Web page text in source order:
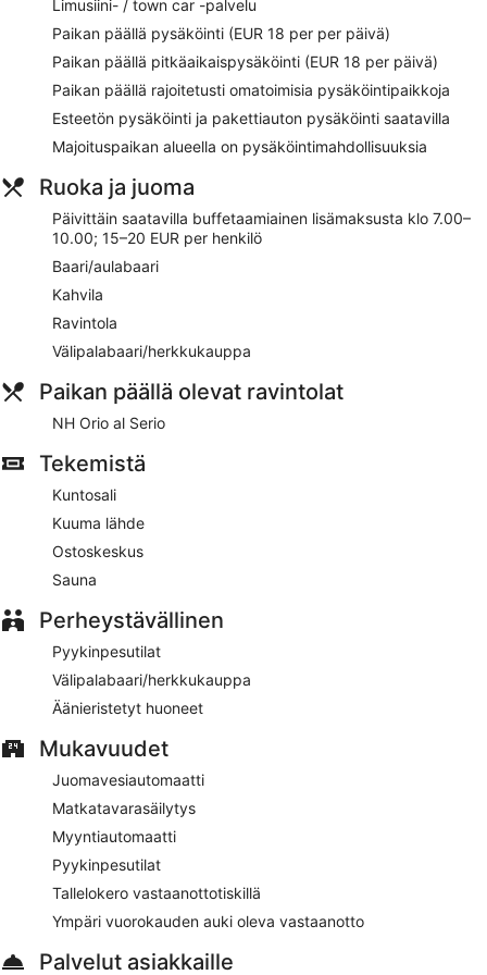
Buffetaamiainen saatavilla päivittäin lisämaksusta
Omatoiminen pysäköinti ja pitkitetty pysäköinti
(maksullinen) saatavilla maksusta
Majoituspaikan tarjoamiin palveluihin sisältyvät
kuivapesula-/pesulapalvelut, matkatavarasäilytys ja
limusiini- tai town car -palvelu
Majoituspaikan alueella on tarjolla kuntosali ja sauna
Asiakkaat ovat antaneet paljon hyvää palautetta
majoituspaikan sijainnista lähellä lentokenttää ja
avuliaasta henkilökunnasta
Sijaitsee 14 minuutin ajomatkan päässä kohteesta San
Vigilion linna
Lentokenttäkuljetukset saatavilla maksusta
Majoituspaikkaan voi tuoda kissan tai koiran lisämaksusta
NH Orio al Serio Airport tarjoaa asiakkaidensa käyttöön
saunan ja kuntokeskuksen. Majoituspaikasta löytyy ravintola,
kahvila ja välipalabaari/deli. Majoituspaikan baari/lounge
kutsuu nauttimaan drinkeistä. Wi-Fi on saatavilla yleisissä
Business-palveluihin kuuluu kokoushuone ja limusiini- / town
car -palvelu. NH Orio al Serio Airport tarjoaa asiakkaiden
käyttöön myös myyntiautomaatin, kielitaitoisen
henkilökunnan ja pyykinpesutilat. Lentokenttäkuljetukset
aikataulun mukaan ovat saatavilla lisämaksusta. Pysäköinti
on saatavilla lisämaksusta.
Asiakkaat voivat lisämaksusta nauttia buffetaamiaisen joka
päivä klo 7.00–10.00.
NH Orio al Serio
– ravintola, jonka erikoisuutena on
paikallinen keittiö. Ravintola tarjoilee illallisen. Auki tiettyinä
päivinä.
Huonepalvelu (rajoitettuina aikoina) on käytettävissä.
Limusiini- / town car -palvelu
Paikan päällä pysäköinti (EUR 18 per per päivä)
Paikan päällä pitkäaikaispysäköinti (EUR 18 per päivä)
Paikan päällä rajoitetusti omatoimisia pysäköintipaikkoja
Esteetön pysäköinti ja pakettiauton pysäköinti saatavilla
Majoituspaikan alueella on pysäköintimahdollisuuksia
Ruoka ja juoma
Päivittäin saatavilla buffetaamiainen lisämaksusta klo 7.00–
10.00; 15–20 EUR per henkilö
Baari/aulabaari
Kahvila
Ravintola
Välipalabaari/herkkukauppa
Paikan päällä olevat ravintolat
NH Orio al Serio
Tekemistä
Kuntosali
Kuuma lähde
Ostoskeskus
Sauna
Perheystävällinen
Pyykinpesutilat
Välipalabaari/herkkukauppa
Äänieristetyt huoneet
Mukavuudet
Juomavesiautomaatti
Matkatavarasäilytys
Myyntiautomaatti
Pyykinpesutilat
Tallelokero vastaanottotiskillä
Ympäri vuorokauden auki oleva vastaanotto
Palvelut asiakkaille